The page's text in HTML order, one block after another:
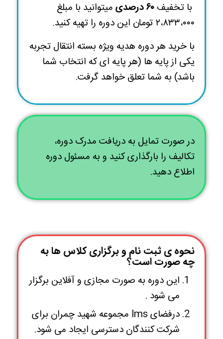
با تخفیف۶۰ درصدی
میتوانید با مبلغ
۲،۸۳۳،۰۰۰ تومان
این دوره را تهیه کنید.
با خرید هر دوره هدیه ویژه بسته انتقال تجربه
یکی از پایه ها (هر پایه ای که انتخاب شما
باشد) به شما تعلق خواهد گرفت.
در صورت تمایل به دریافت مدرک دوره،
تکالیف را بارگذاری کنید و به مسئول دوره
اطلاع دهید.
نحوه ی ثبت نام و برگزاری کلاس ها به
چه صورت است؟
این دوره به صورت مجازی و آفلاین برگزار
می شود .
درفضای lms مجموعه شهید چمران برای
شرکت کنندگان دسترسی ایجاد می شود.